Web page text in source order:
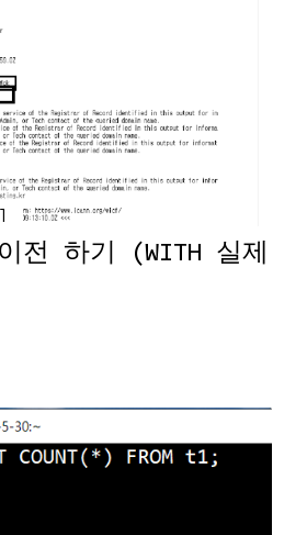
전 하기 (WITH 실제